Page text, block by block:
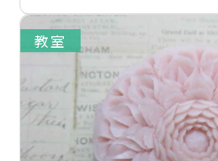
教室